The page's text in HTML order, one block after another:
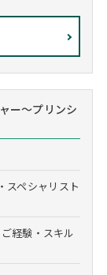
ー～プリンシ
スペシャリスト
経験・スキル